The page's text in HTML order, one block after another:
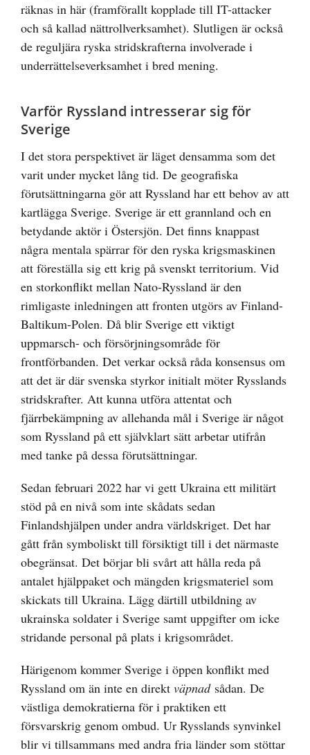
räknas in här (framförallt kopplade till IT-attacker
och så kallad nättrollverksamhet). Slutligen är också
de reguljära ryska stridskrafterna involverade i
underrättelseverksamhet i bred mening.
Varför Ryssland intresserar sig för
Sverige
I det stora perspektivet är läget densamma som det
varit under mycket lång tid. De geografiska
förutsättningarna gör att Ryssland har ett behov av att
kartlägga Sverige. Sverige är ett grannland och en
betydande aktör i Östersjön. Det finns knappast
några mentala spärrar för den ryska krigsmaskinen
att föreställa sig ett krig på svenskt territorium. Vid
en storkonflikt mellan Nato-Ryssland är den
rimligaste inledningen att fronten utgörs av Finland-
Baltikum-Polen. Då blir Sverige ett viktigt
uppmarsch- och försörjningsområde för
frontförbanden. Det verkar också råda konsensus om
att det är där svenska styrkor initialt möter Rysslands
stridskrafter. Att kunna utföra attentat och
fjärrbekämpning av allehanda mål i Sverige är något
som Ryssland på ett självklart sätt arbetar utifrån
med tanke på dessa förutsättningar.
Sedan februari 2022 har vi gett Ukraina ett militärt
stöd på en nivå som inte skådats sedan
Finlandshjälpen under andra världskriget. Det har
gått från symboliskt till försiktigt till i det närmaste
obegränsat. Det börjar bli svårt att hålla reda på
antalet hjälppaket och mängden krigsmateriel som
skickats till Ukraina. Lägg därtill utbildning av
ukrainska soldater i Sverige samt uppgifter om icke
stridande personal på plats i krigsområdet.
Härigenom kommer Sverige i öppen konflikt med
Ryssland om än inte en direkt väpnadsådan. De
västliga demokratierna för i praktiken ett
försvarskrig genom ombud. Ur Rysslands synvinkel
blir vi tillsammans med andra fria länder som stöttar